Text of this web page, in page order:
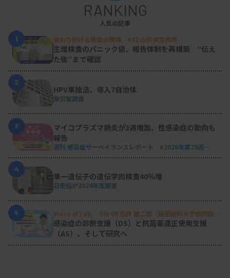
PSG直接入院の導入の効果は顕著で、初診予約の待
ち時間は1カ月に短縮した。睡眠検査部門を統括す
る技師長補佐の兼田享子氏は、「PSGの枠が有効に
活用できている」と実感している。診察枠に余裕が
でき、その分、ほかの睡眠障害であるナルコレプシ
ーやレム睡眠行動障害、過眠や不眠などに以前より
も早く対応できるようにもなった。院内他科からの
患者の受け入れも迅速になり、「良い取り組みにな
っている」と話す。
検査技師にさまざまな役割
PSG直接入院では、検査技師がさまざまな役割を担
う。紹介元からの電話連絡を受け、あらかじめ決め
られた「確認シート」を使って簡易検査等の結果や
服用薬などを確認。その上でPSGの実施や事前説明
RANKING
人気の記事
1
変わり続ける検査の現場 #32 山形済生病院
生理検査のパニック値、報告体制を再構築 “伝え
た後”まで確認
2
HPV単独法、導入7自治体
厚労省調査
3
マイコプラズマ肺炎が3週増加、性感染症の動向も
報告
週刊 感染症サーベイランスレポート #2026年第29週
（2026.7.13 - 7.19）
4
単一遺伝子の遺伝学的検査40％増
日衛協が2024年度調査
5
Voice of Lab. file 09 松井 建二郎（藤田医科大学病院臨床
検査部微生物遺伝子検査室）
感染症の診断支援（DS）と抗菌薬適正使用支援
（AS）、そして研究へ